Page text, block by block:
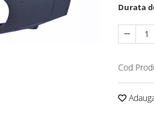
Durata
Cod